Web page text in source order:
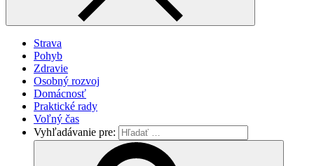
Strava
Pohyb
Zdravie
Osobný rozvoj
Domácnosť
Praktické rady
Voľný čas
Vyhľadávanie pre: